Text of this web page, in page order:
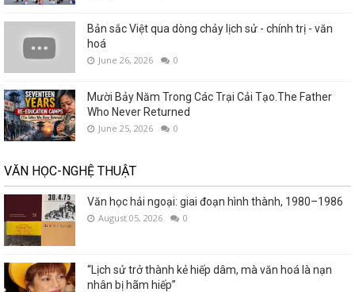
Bản sắc Việt qua dòng chảy lịch sử - chính trị - văn
hoá
June 26, 2026 0
Mười Bảy Năm Trong Các Trại Cải Tạo.The Father
Who Never Returned
June 25, 2026 0
VĂN HỌC-NGHỆ THUẬT
Văn học hải ngoại: giai đoạn hình thành, 1980–1986
August 05, 2026 0
“Lịch sử trở thành kẻ hiếp dâm, mà văn hoá là nạn
nhân bị hãm hiếp”